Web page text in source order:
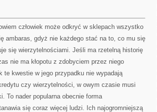
człowiek może odkryć w sklepach wszystko
ambaras, gdyż nie każdego stać na to, co mu się
się wierzytelnościami. Jeśli ma rzetelną historię
nie ma kłopotu z zdobyciem przez niego
te kwestie w jego przypadku nie wypadają
czy wierzytelności, w owym czasie musi
To nader popularna obecnie forma
się coraz więcej ludzi. Ich najogromniejszą